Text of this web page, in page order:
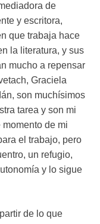
de
y escritora,
que trabaja hace
la literatura, y sus
mucho a repensar
Graciela
son muchísimos
tarea y son mi
de mi
el trabajo, pero
un refugio,
y lo sigue
de lo que